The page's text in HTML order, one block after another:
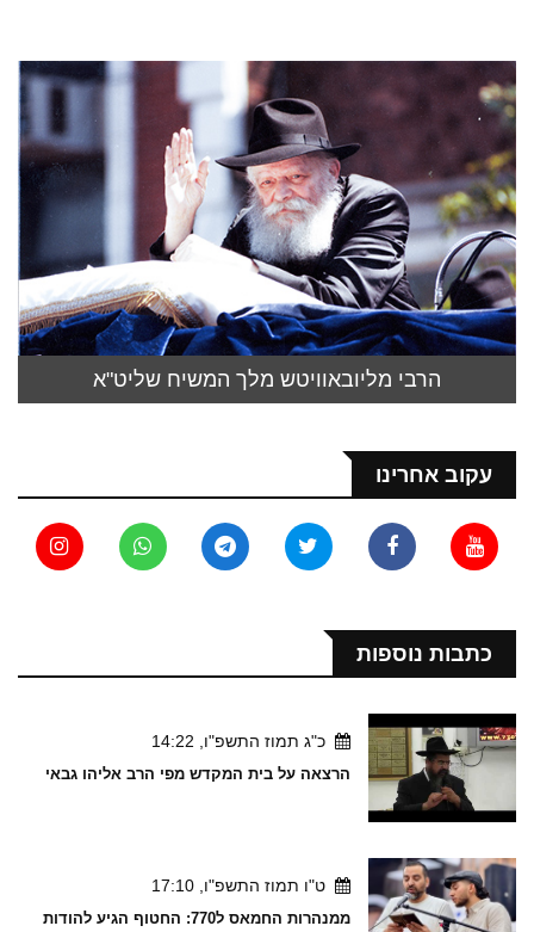
הרבי מליובאוויטש מלך המשיח שליט"א
עקוב אחרינו
כתבות נוספות
כ"ג תמוז התשפ"ו, 14:22
הרצאה על בית המקדש מפי הרב אליהו גבאי
ט"ו תמוז התשפ"ו, 17:10
ממנהרות החמאס ל770: החטוף הגיע להודות